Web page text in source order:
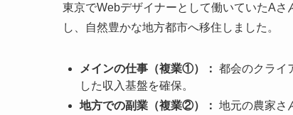
東京でWebデザイナーとして働いていたA
し、自然豊かな地方都市へ移住しました。
メインの仕事（複業①）： 都会のクライ
した収入基盤を確保。
地方での副業（複業②）： 地元の農家さ